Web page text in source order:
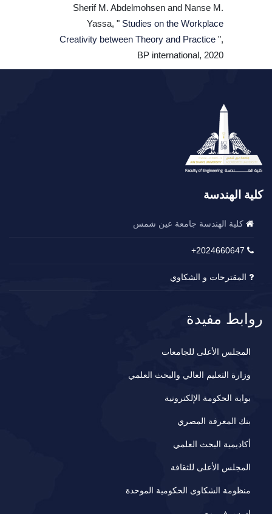
Sherif M. Abdelmohsen and Nanse M.
Yassa, " Studies on the Workplace
Creativity between Theory and Practice ",
BP international, 2020
كلية الهندسة
كلية الهندسة جامعة عين شمس
2024660647+
المقترحات و الشكاوي
روابط مفيدة
المجلس الأعلى للجامعات
وزارة التعليم العالي والبحث العلمي
بوابة الحكومة الإلكترونية
بنك المعرفة المصري
أكاديمية البحث العلمي
المجلس الأعلى للثقافة
منظومة الشكاوى الحكومية الموحدة